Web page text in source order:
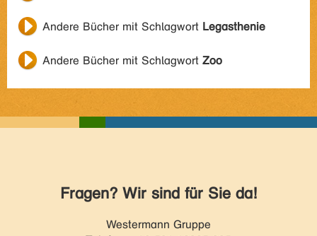
Andere Bücher mit Schlagwort Legasthenie
Andere Bücher mit Schlagwort Zoo